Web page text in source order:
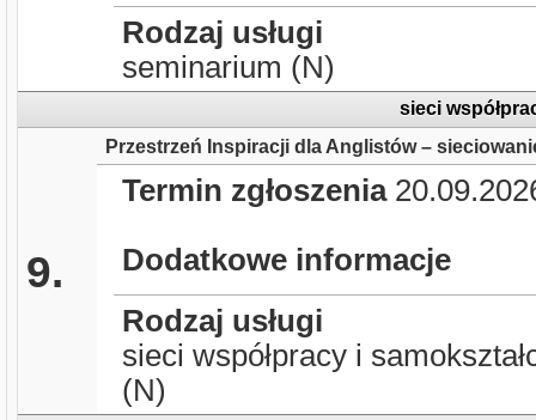
Rodzaj usługi
seminarium (N)
sieci
9.
Przestrzeń Inspiracji dla Anglistów –
Termin zgłoszenia
Dodatkowe informacje
Rodzaj usługi
sieci współpracy i
(N)